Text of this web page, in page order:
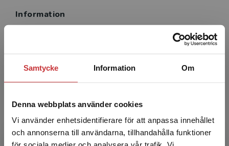
Samtycke Information Om
Denna webbplats använder cookies
Vi använder enhetsidentifierare för att anpassa innehållet
och annonserna till användarna, tillhandahålla funktioner
Information
ISBN:
9789144151267
Artikelnummer:
44085-01
Upplaga:
Första
Sidantal:
288